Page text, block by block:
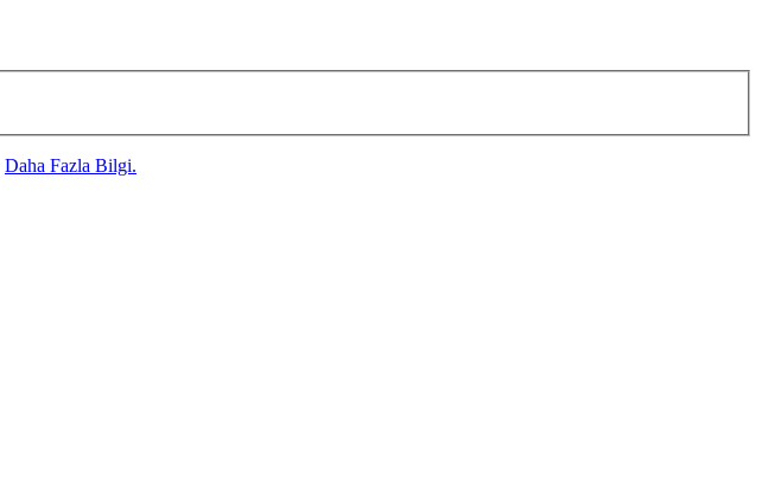
Daha Fazla Bilgi.